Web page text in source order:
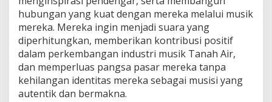
hubungan yang kuat dengan mereka melalui musik
mereka. Mereka ingin menjadi suara yang
diperhitungkan, memberikan kontribusi positif
dalam perkembangan industri musik Tanah Air,
dan memperluas pangsa pasar mereka tanpa
kehilangan identitas mereka sebagai musisi yang
autentik dan bermakna.